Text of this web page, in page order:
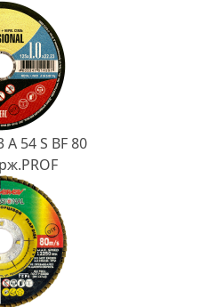
A 54 S BF 80